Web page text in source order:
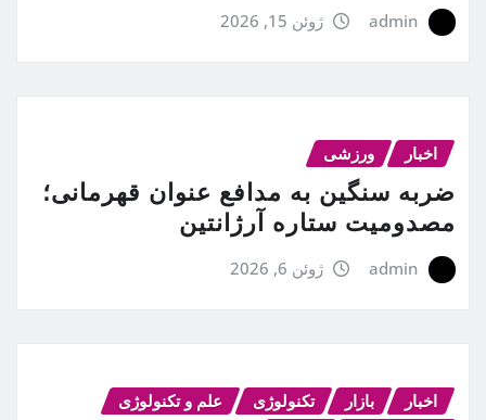
admin ژوئن 15, 2026
اخبار ورزشی
ضربه سنگین به مدافع عنوان قهرمانی؛
مصدومیت ستاره آرژانتین
admin ژوئن 6, 2026
اخبار بازار تکنولوژی
علم و تکنولوژی